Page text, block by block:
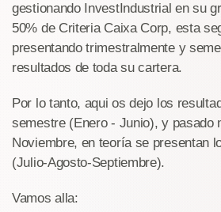
gestionando InvestIndustrial en su
50% de Criteria Caixa Corp, esta
presentando trimestralmente y
resultados de toda su cartera.
Por lo tanto, aqui os dejo los
semestre (Enero - Junio), y pasado
Noviembre, en teoría se presentan
(Julio-Agosto-Septiembre).
Vamos alla: